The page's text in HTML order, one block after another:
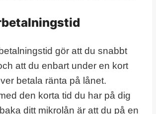
gör att du snabbt
att du enbart under en kort
betala ränta på lånet.
den korta tid du har på dig
ditt mikrolån är att du på en